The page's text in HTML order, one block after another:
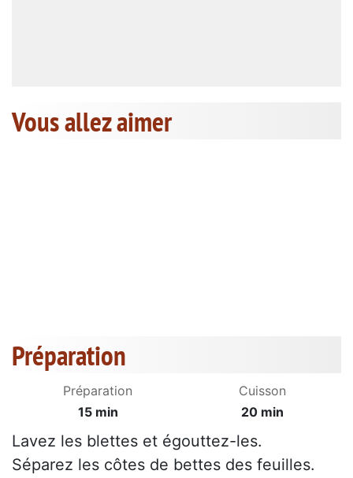
Vous allez aimer
Préparation
Préparation
15 min
Cuisson
20 min
Lavez les blettes et égouttez-les.
Séparez les côtes de bettes des feuilles.